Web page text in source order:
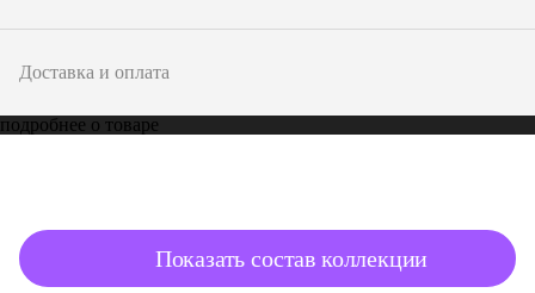
Доставка и оплата
подробнее о товаре
Показать состав коллекции